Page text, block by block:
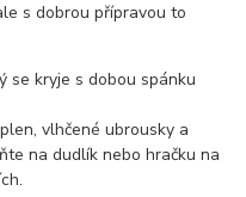
s dobrou přípravou to
se kryje s dobou spánku
vlhčené ubrousky a
na dudlík nebo hračku na